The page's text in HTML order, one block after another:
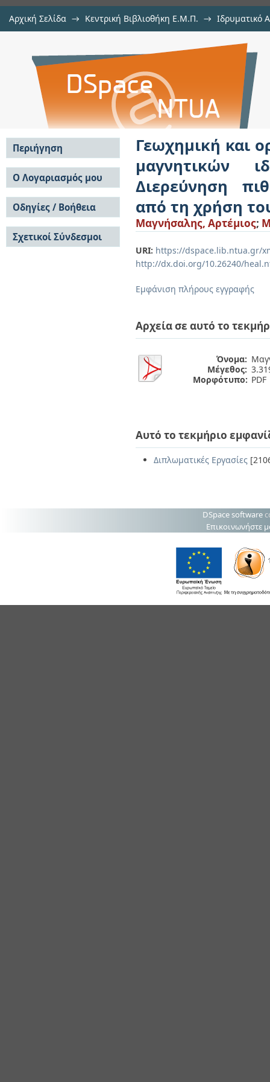
Αρχική Σελίδα → Κεντρική Βιβλιοθήκη Ε.Μ.Π. → Ιδρυματικό
Γεωχημική και οροκτολογική
ιδιοτήτων αγροχημικών
περιβαλλοντικών επιπτώσεων
Γεωχημική και
μαγνητικών
Διερεύνηση
από τη χρήση
Μαγνήσαλης, Αρτέμιος;
URI: https://dspace.lib.ntua.gr/
http://dx.doi.org/10.26240/
Εμφάνιση πλήρους εγγραφής
Αρχεία σε αυτό το
Όνομα:
Μέγεθος:
Μορφότυπο: PDF
Αυτό το τεκμήριο
Διπλωματικές Εργασίες
Περιήγηση
Σε όλο το DSpace
Κοινότητες & Συλλογές
Ανά Ημερομηνία
Έκδοσης
Συγγραφείς
Τίτλοι
Θέματα
Ο Λογαριασμός μου
Σύνδεση
Εγγραφή
Οδηγίες / Βοήθεια
Οδηγίες Υποβολής
Οδηγίες Χρήσης ΙΑ
Συχνές Ερωτήσεις
Σχετικοί Σύνδεσμοι
DSpace software
Επικοινωνήστε